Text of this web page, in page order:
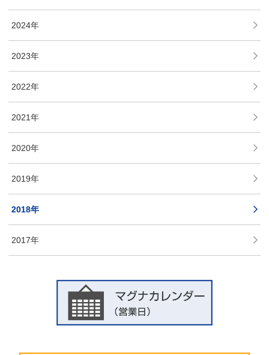
2024年
2023年
2022年
2021年
2020年
2019年
2018年
2017年